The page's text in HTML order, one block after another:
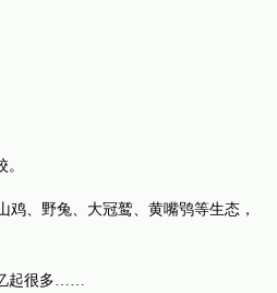
、野兔、大冠鹫、黄嘴鸮等生态，
起很多……